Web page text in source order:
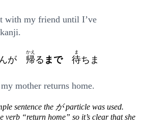
with my friend until I’ve
が 帰
かえ
る まで 待
ま
ちま
mother returns home.
sentence the が particle was used.
verb “return home” so it’s clear that she